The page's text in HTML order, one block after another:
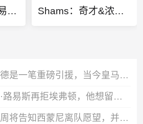
杰伦·布朗谈被交易：现在还在消化这个结果 我在波士顿待了10年 Shams：奇才&浓眉都决定等到新赛季再商讨续约 或在开季20场左右
龙塞罗：迪奥曼德是一笔重磅引援，当今皇马坐拥世界独一档攻击线
米体：道格拉斯·路易斯再拒埃弗顿，他想留队 但俱乐部尚未敲定
记者：小蜘蛛下周将告知西蒙尼离队愿望，并希望得到理解和帮助